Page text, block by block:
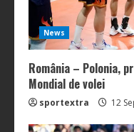
News
România – Polonia,
Mondial de volei
sportextra 12